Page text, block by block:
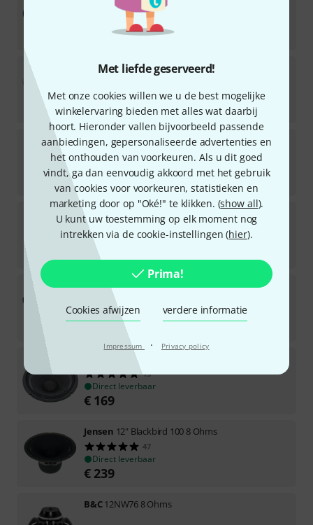
Met liefde geserveerd!
Met onze cookies willen we u de best mogelijke
winkelervaring bieden met alles wat daarbij
hoort. Hieronder vallen bijvoorbeeld passende
aanbiedingen, gepersonaliseerde advertenties en
het onthouden van voorkeuren. Als u dit goed
vindt, ga dan eenvoudig akkoord met het gebruik
van cookies voor voorkeuren, statistieken en
marketing door op "Oké!" te klikken. (show all).
U kunt uw toestemming op elk moment nog
intrekken via de cookie-instellingen (hier).
Prima!
Cookies afwijzen verdere informatie
Impressum · Privacy policy
67
Direct leverbaar
169
Celestion Alnico Blue 12",8 Ohm
Direct leverbaar
€ 279
EminenceKappa-12A
55
Direct leverbaar
€185
Fane Sovereign Pro 12-500
Direct leverbaar
149
B&C12MH32 8 Ohms
Direct leverbaar
G12-65 15 Ohm
13
Direct leverbaar
€ 169
Jensen 12" Blackbird 100 8 Ohms
47
Direct leverbaar
€ 239
B&C12NW76 8 Ohms